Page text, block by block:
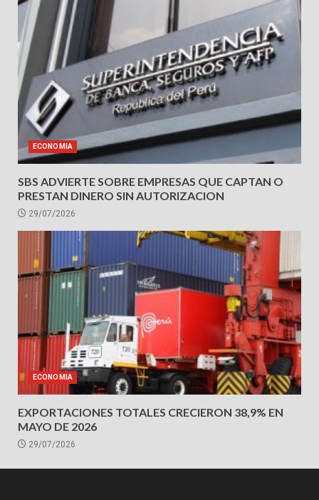
ECONOMIA
SBS ADVIERTE SOBRE EMPRESAS QUE CAPTAN O
PRESTAN DINERO SIN AUTORIZACION
29/07/2026
ECONOMIA
EXPORTACIONES TOTALES CRECIERON 38,9% EN
MAYO DE 2026
29/07/2026